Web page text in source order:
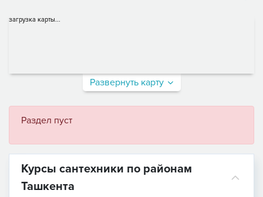
загрузка карты...
Развернуть карту
Раздел пуст
Курсы сантехники по районам
Ташкента